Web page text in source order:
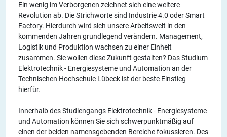
Ein wenig im Verborgenen zeichnet sich eine weitere
Revolution ab. Die Strichworte sind Industrie 4.0 oder Smart
Factory. Hierdurch wird sich unsere Arbeitswelt in den
kommenden Jahren grundlegend verändern. Management,
Logistik und Produktion wachsen zu einer Einheit
zusammen. Sie wollen diese Zukunft gestalten? Das Studium
Elektrotechnik - Energiesysteme und Automation an der
Technischen Hochschule Lübeck ist der beste Einstieg
hierfür.
Innerhalb des Studiengangs Elektrotechnik - Energiesysteme
und Automation können Sie sich schwerpunktmäßig auf
einen der beiden namensgebenden Bereiche fokussieren. Des